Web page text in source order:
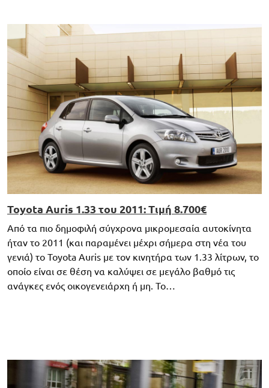
Toyota Auris 1.33 του 2011: Τιμή 8.700€
Από τα πιο δημοφιλή σύγχρονα μικρομεσαία αυτοκίνητα
ήταν το 2011 (και παραμένει μέχρι σήμερα στη νέα του
γενιά) το Toyota Auris με τον κινητήρα των 1.33 λίτρων, το
οποίο είναι σε θέση να καλύψει σε μεγάλο βαθμό τις
ανάγκες ενός οικογενειάρχη ή μη. Το…